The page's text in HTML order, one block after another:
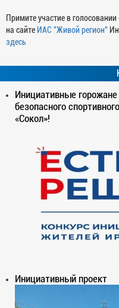
Примите участие в
на сайте ИАС "Живой регион"
здесь
Инициативные горожане
безопасного
«Сокол»!
Инициативный проект